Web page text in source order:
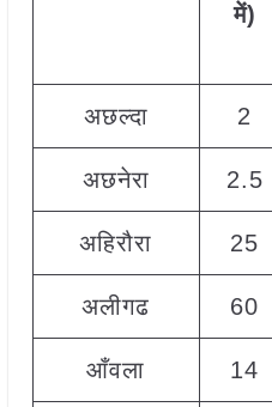
में)
अछल्दा 2
अछनेरा 2.5
अहिरौरा 25
अलीगढ 60
आँवला 14